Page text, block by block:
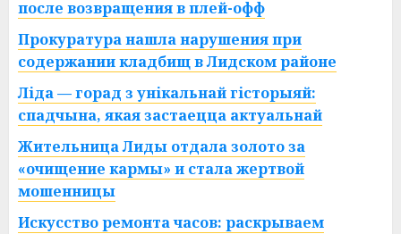
после возвращения в плей-офф
Прокуратура нашла нарушения при
содержании кладбищ в Лидском районе
Ліда — горад з унікальнай гісторыяй:
спадчына, якая застаецца актуальнай
Жительница Лиды отдала золото за
«очищение кармы» и стала жертвой
мошенницы
Искусство ремонта часов: раскрываем